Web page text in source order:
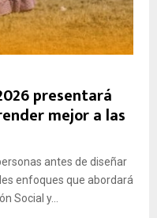
presentará
mejor a las
antes de diseñar
enfoques que abordará
Social y...